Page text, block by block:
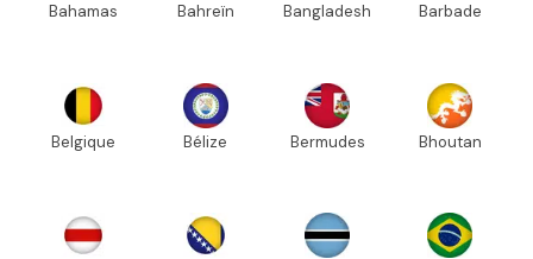
Bahamas Bahreïn Bangladesh Barbade
Belgique Bélize Bermudes Bhoutan